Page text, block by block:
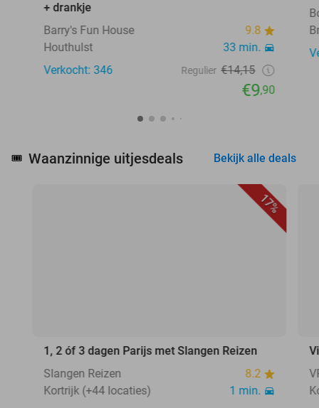
+ drankje
Barry's Fun House
9.8
Houthulst
33 min.
Verkocht: 346
Regulier €14,15
€9,90
🎟️ Waanzinnige uitjesdeals Bekijk alle deals
17%
1, 2 óf 3 dagen Parijs met Slangen Reizen
Slangen Reizen
8.2
Kortrijk (+44 locaties)
1 min.